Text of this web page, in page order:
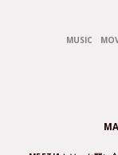
MUSIC